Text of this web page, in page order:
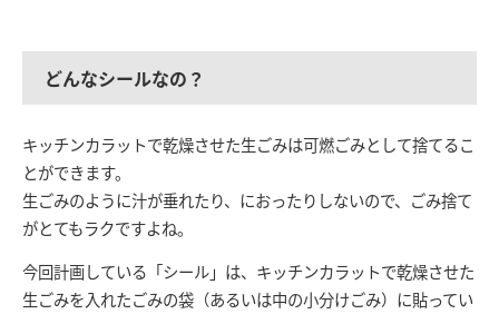
どんなシールなの？
キッチンカラットで乾燥させた生ごみは可燃ごみとして捨てるこ
とができます。
生ごみのように汁が垂れたり、におったりしないので、ごみ捨て
がとてもラクですよね。
今回計画している「シール」は、キッチンカラットで乾燥させた
生ごみを入れたごみの袋（あるいは中の小分けごみ）に貼ってい